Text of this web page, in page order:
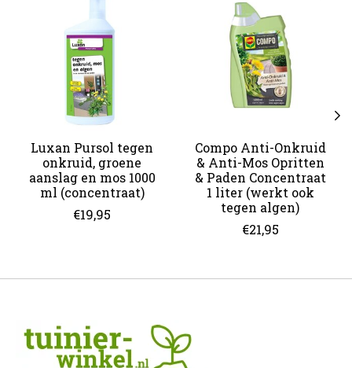
Luxan Pursol tegen
onkruid, groene
aanslag en mos 1000
ml (concentraat)
€19,95
Compo Anti-Onkruid
& Anti-Mos Opritten
& Paden Concentraat
1 liter (werkt ook
tegen algen)
€21,95